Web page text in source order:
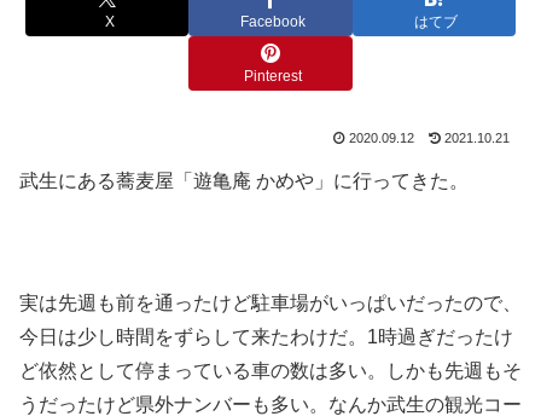
X Facebook はてブ
Pinterest
2020.09.12 2021.10.21
武生にある蕎麦屋「遊亀庵 かめや」に行ってきた。
実は先週も前を通ったけど駐車場がいっぱいだったので、
今日は少し時間をずらして来たわけだ。1時過ぎだったけ
ど依然として停まっている車の数は多い。しかも先週もそ
うだったけど県外ナンバーも多い。なんか武生の観光コー